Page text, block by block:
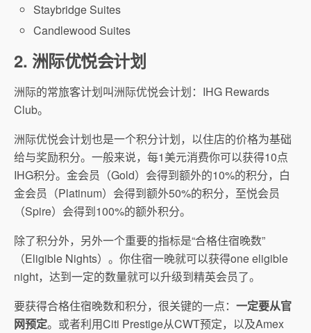
Staybridge Suites
Candlewood Suites
2. 洲际优悦会计划
洲际的常旅客计划叫洲际优悦会计划：IHG Rewards
Club。
洲际优悦会计划也是一个积分计划，以住店的价格为基础
给与奖励积分。一般来说，每1美元消费你可以获得10点
IHG积分。金会员（Gold）会得到额外的10%的积分，白
金会员（Platinum）会得到额外50%的积分，至悦会员
（Spire）会得到100%的额外积分。
除了积分外，另外一个重要的指标是“合格住宿晚数”
（Eligible Nights）。你住宿一晚就可以获得one eligible
night，达到一定的数量就可以升级到精英会员了。
要获得合格住宿晚数和积分，很关键的一点： 一定要从官
网预定。或者利用Citi Prestige从CWT预定，以及Amex